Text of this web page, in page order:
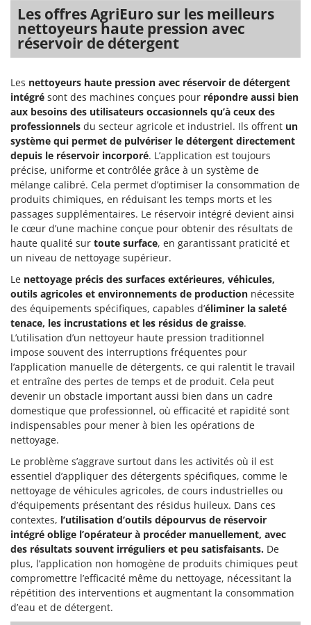
Les offres AgriEuro sur les meilleurs
nettoyeurs haute pression avec
réservoir de détergent
Les nettoyeurs haute pression avec réservoir de détergent
intégré sont des machines conçues pour répondre aussi bien
aux besoins des utilisateurs occasionnels qu’à ceux des
professionnels du secteur agricole et industriel. Ils offrent un
système qui permet de pulvériser le détergent directement
depuis le réservoir incorporé. L’application est toujours
précise, uniforme et contrôlée grâce à un système de
mélange calibré. Cela permet d’optimiser la consommation de
produits chimiques, en réduisant les temps morts et les
passages supplémentaires. Le réservoir intégré devient ainsi
le cœur d’une machine conçue pour obtenir des résultats de
haute qualité sur toute surface, en garantissant praticité et
un niveau de nettoyage supérieur.
Le nettoyage précis des surfaces extérieures, véhicules,
outils agricoles et environnements de production nécessite
des équipements spécifiques, capables d’éliminer la saleté
tenace, les incrustations et les résidus de graisse.
L’utilisation d’un nettoyeur haute pression traditionnel
impose souvent des interruptions fréquentes pour
l’application manuelle de détergents, ce qui ralentit le travail
et entraîne des pertes de temps et de produit. Cela peut
devenir un obstacle important aussi bien dans un cadre
domestique que professionnel, où efficacité et rapidité sont
indispensables pour mener à bien les opérations de
nettoyage.
Le problème s’aggrave surtout dans les activités où il est
essentiel d’appliquer des détergents spécifiques, comme le
nettoyage de véhicules agricoles, de cours industrielles ou
d’équipements présentant des résidus huileux. Dans ces
contextes, l’utilisation d’outils dépourvus de réservoir
intégré oblige l’opérateur à procéder manuellement, avec
des résultats souvent irréguliers et peu satisfaisants. De
plus, l’application non homogène de produits chimiques peut
compromettre l’efficacité même du nettoyage, nécessitant la
répétition des interventions et augmentant la consommation
d’eau et de détergent.